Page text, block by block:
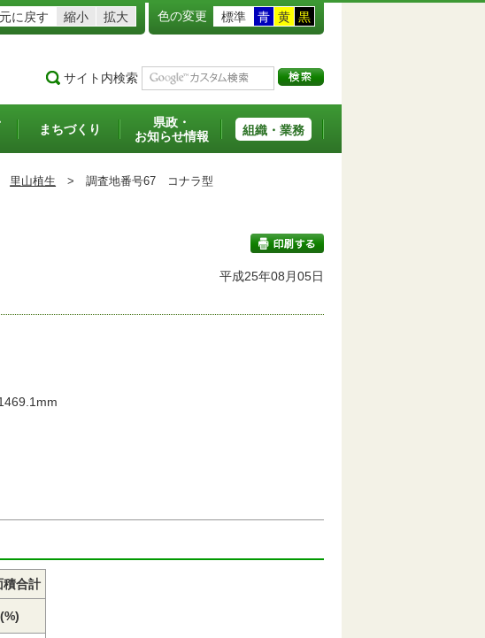
元に戻す 縮小 拡大 色の変更 標準 青 黄 黒
サイト内検索
まちづくり
県政・
お知らせ情報
組織・業務
里山植生 > 調査地番号67 コナラ型
印刷する
平成25年08月05日
積合計